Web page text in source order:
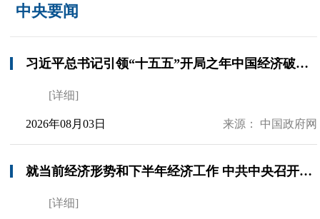
中央要闻
习近平总书记引领“十五五”开局之年中国经济破浪前行
[详细]
2026年08月03日 来源： 中国政府网
就当前经济形势和下半年经济工作 中共中央召开党外人士座谈会 习近平主持并发表重要讲话
[详细]